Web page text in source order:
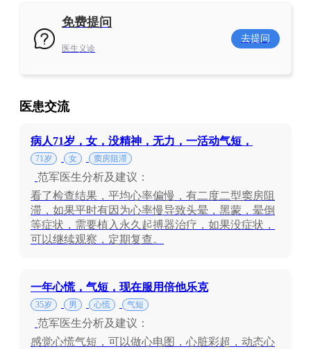
免费提问
医生义诊
去提问
医患交流
病人71岁，女，没精神，无力，一活动气短，
71岁 女 窦房阻滞
范军医生分析及建议：
看了检查结果，平均心率偏慢，有二度二型窦房阻
滞，如果平时有因为心率慢导致头晕，黑蒙，晕倒
等症状，需要植入永久起搏器治疗，如果没症状，
可以继续观察，定期复查。
一年心慌，气短，现在服用倍他乐克
35岁 男 心慌 气短
范军医生分析及建议：
感觉心慌气短，可以做心电图，心脏彩超，动态心